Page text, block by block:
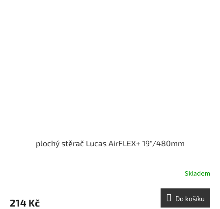
plochý stěrač Lucas AirFLEX+ 19"/480mm
Skladem
214 Kč Do košíku